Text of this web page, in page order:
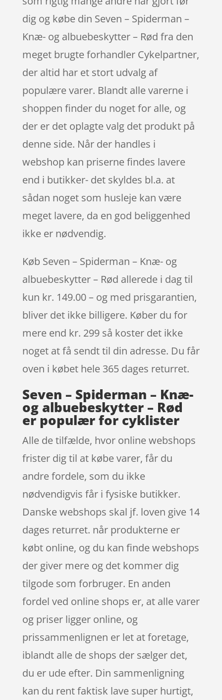
dig og købe din Seven – Spiderman –
Knæ- og albuebeskytter – Rød fra den
meget brugte forhandler Cykelpartner,
der altid har et stort udvalg af
populære varer. Blandt alle varerne i
shoppen finder du noget for alle, og
der er det oplagte valg det produkt på
denne side. Når der handles i
webshop kan priserne findes lavere
end i butikker- det skyldes bl.a. at
sådan noget som husleje kan være
meget lavere, da en god beliggenhed
ikke er nødvendig.
Køb Seven – Spiderman – Knæ- og
albuebeskytter – Rød allerede i dag til
kun kr. 149.00 – og med prisgarantien,
bliver det ikke billigere. Køber du for
mere end kr. 299 så koster det ikke
noget at få sendt til din adresse. Du får
oven i købet hele 365 dages returret.
Seven – Spiderman – Knæ-
og albuebeskytter – Rød
er populær for cyklister
Alle de tilfælde, hvor online webshops
frister dig til at købe varer, får du
andre fordele, som du ikke
nødvendigvis får i fysiske butikker.
Danske webshops skal jf. loven give 14
dages returret. når produkterne er
købt online, og du kan finde webshops
der giver mere og det kommer dig
tilgode som forbruger. En anden
fordel ved online shops er, at alle varer
og priser ligger online, og
prissammenlignen er let at foretage,
iblandt alle de shops der sælger det,
du er ude efter. Din sammenligning
kan du rent faktisk lave super hurtigt,